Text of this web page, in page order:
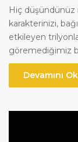
Hiç düşündünüz
karakterinizi,
etkileyen
göremediğimiz
Devamını